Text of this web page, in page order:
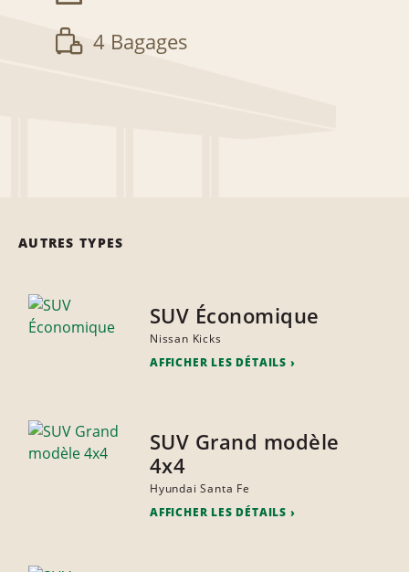
4 Bagages
AUTRES TYPES
SUV Économique
Nissan Kicks
AFFICHER LES DÉTAILS
SUV Grand modèle
4x4
Hyundai Santa Fe
AFFICHER LES DÉTAILS